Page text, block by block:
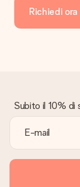
Richiedi ora
Subito il 10% di